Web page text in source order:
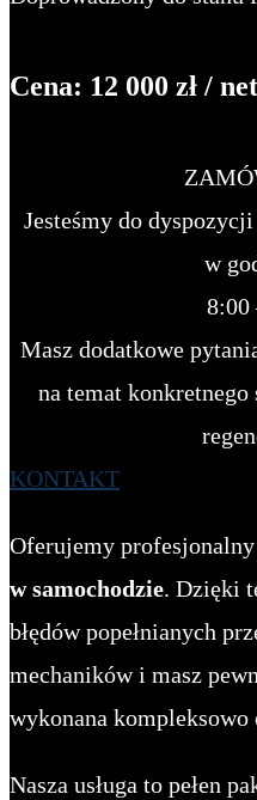
Cena: 12 000 zł /
Jesteśmy do
w
8:00
Masz dodatkowe
na temat
KONTAKT
Oferujemy profesjonalny
w samochodzie. Dzięki
błędów popełnianych
mechaników i masz
wykonana kompleksowo
Nasza usługa to pełen